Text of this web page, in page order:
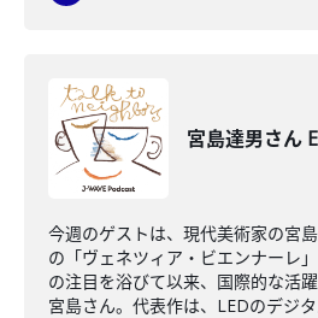
宮島達男さん
今週のゲストは、現代美術家の宮
の「ヴェネツィア・ビエンナーレ
の注目を浴びて以来、国際的な活
宮島さん。代表作は、LEDのデジ